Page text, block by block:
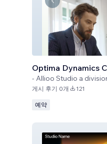
Optima Dynamics
- Allioo Studio a
게시 후기 0개 121
예약